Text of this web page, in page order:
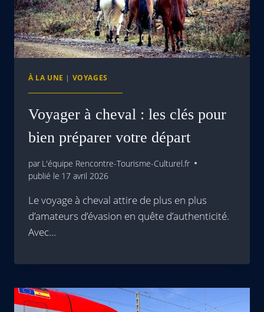
À LA UNE | VOYAGES
Voyager à cheval : les clés pour
bien préparer votre départ
par L'équipe Rencontre-Tourisme-Culturel.fr
publié le 17 avril 2026
Le voyage à cheval attire de plus en plus
d’amateurs d’évasion en quête d’authenticité.
Avec…